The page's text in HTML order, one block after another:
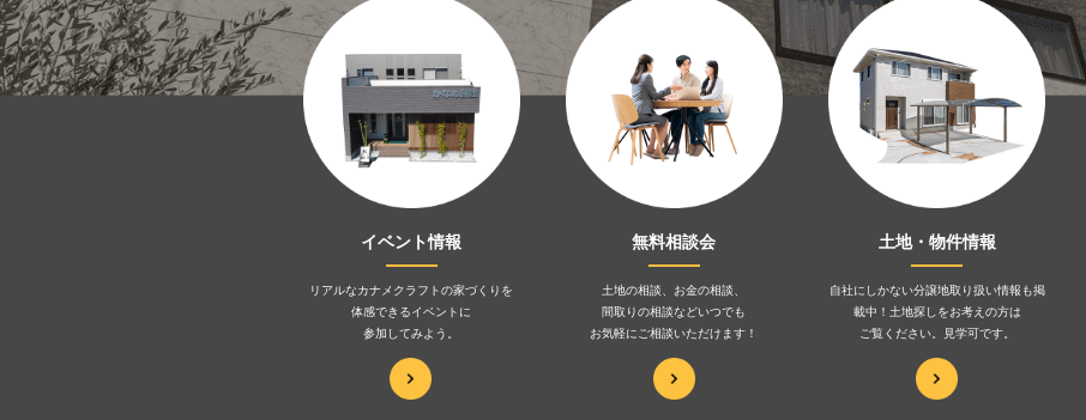
イベント情報
リアルなカナメクラフトの家づくりを
体感できるイベントに
参加してみよう。
無料相談会
土地の相談、お金の相談、
間取りの相談などいつでも
お気軽にご相談いただけます！
土地・物件情報
自社にしかない分譲地取り扱い情報も掲
載中！土地探しをお考えの方は
ご覧ください。見学可です。